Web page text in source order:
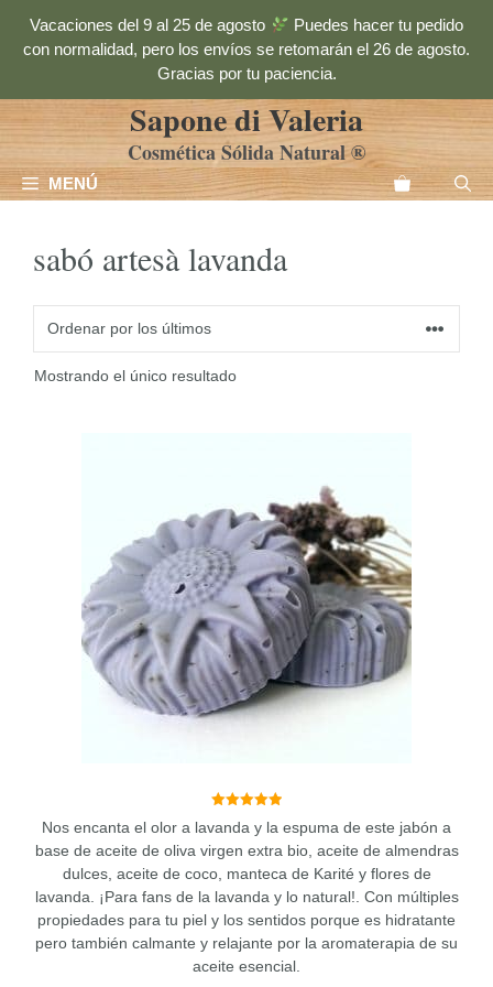
contenido
Vacaciones del 9 al 25 de agosto
Puedes hacer tu pedido
con normalidad, pero los envíos se retomarán el 26 de agosto.
Gracias por tu paciencia.
Sapone di Valeria
Cosmética Sólida Natural ®
MENÚ
sabó artesà lavanda
Mostrando el único resultado
de 5
Nos encanta el olor a lavanda y la espuma de este jabón a
base de aceite de oliva virgen extra bio, aceite de almendras
dulces, aceite de coco, manteca de Karité y flores de
lavanda. ¡Para fans de la lavanda y lo natural!. Con múltiples
propiedades para tu piel y los sentidos porque es hidratante
pero también calmante y relajante por la aromaterapia de su
aceite esencial.